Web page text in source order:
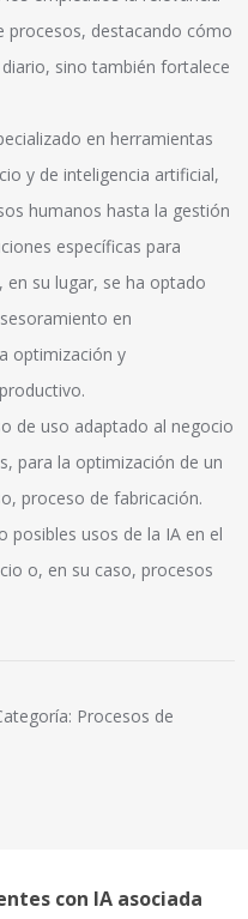
procesos, destacando cómo
sino también fortalece
en herramientas
y de inteligencia artificial,
humanos hasta la gestión
específicas para
en su lugar, se ha optado
en
optimización y
de uso adaptado al negocio
para la optimización de un
proceso de fabricación.
posibles usos de la IA en el
o, en su caso, procesos
Procesos de
con IA asociada